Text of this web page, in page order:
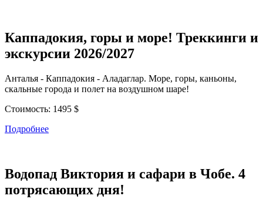
Каппадокия, горы и море! Треккинги и
экскурсии 2026/2027
Анталья - Каппадокия - Аладаглар. Море, горы, каньоны,
скальные города и полет на воздушном шаре!
Стоимость: 1495 $
Подробнее
Водопад Виктория и сафари в Чобе. 4
потрясающих дня!